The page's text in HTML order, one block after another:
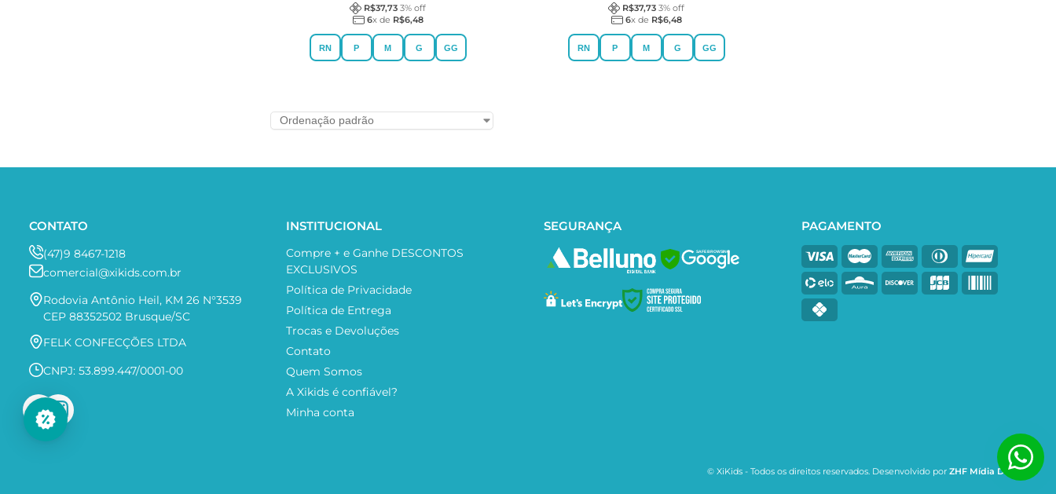
R$37,73 3% off
6x de R$6,48
RN P M G GG
R$37,73 3% off
6x de R$6,48
RN P M G GG
CONTATO
(47)9 8467-1218
comercial@xikids.com.br
Rodovia Antônio Heil, KM 26 N°3539
CEP 88352502 Brusque/SC
FELK CONFECÇÕES LTDA
CNPJ: 53.899.447/0001-00
INSTITUCIONAL
Compre + e Ganhe DESCONTOS
EXCLUSIVOS
Política de Privacidade
Política de Entrega
Trocas e Devoluções
Contato
Quem Somos
A Xikids é confiável?
Minha conta
SEGURANÇA
SAFE BROWSING
PAGAMENTO
© XiKids - Todos os direitos reservados. Desenvolvido porZHF Mídia Digital